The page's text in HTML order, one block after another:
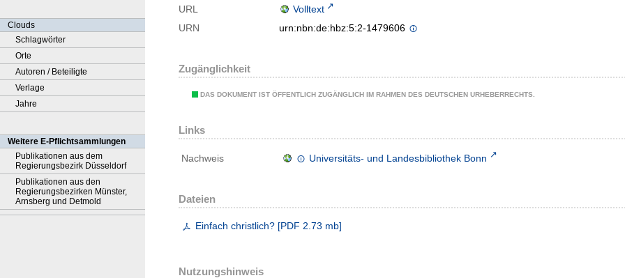
Clouds
Schlagwörter
Orte
Autoren / Beteiligte
Verlage
Jahre
Weitere E-Pflichtsammlungen
Publikationen aus dem
Regierungsbezirk Düsseldorf
Publikationen aus den
Regierungsbezirken Münster,
Arnsberg und Detmold
URL
Volltext
URN
urn:nbn:de:hbz:5:2-1479606
Zugänglichkeit
DAS DOKUMENT IST ÖFFENTLICH ZUGÄNGLICH IM RAHMEN DES DEUTSCHEN URHEBERRECHTS.
Links
Nachweis Universitäts- und Landesbibliothek Bonn
Dateien
Einfach christlich? [PDF 2.73 mb]
Nutzungshinweis